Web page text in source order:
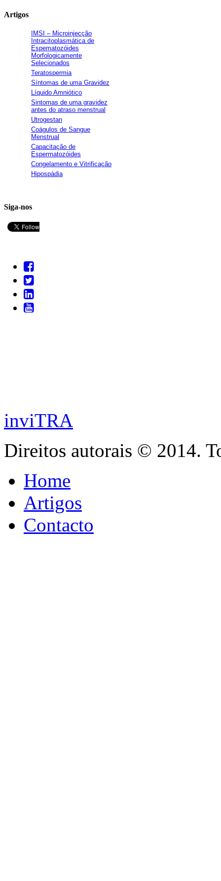
Artigos
IMSI – Microinjecção
Intracitoplasmática de
Espematozóides
Morfologicamente
Selecionados
Teratospermia
Síntomas de uma Gravidez
Líquido Amniótico
Sintomas de uma gravidez
antes do atraso menstrual
Utrogestan
Coágulos de Sangue
Menstrual
Capacitação de
Espermatozóides
Congelamento e Vitrificação
Hipospádia
Siga-nos
inviTRA
Direitos autorais © 2014.
Home
Artigos
Contacto